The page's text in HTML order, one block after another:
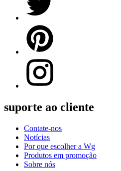
suporte ao cliente
Contate-nos
Notícias
Por que escolher a Wg
Produtos em promoção
Sobre nós